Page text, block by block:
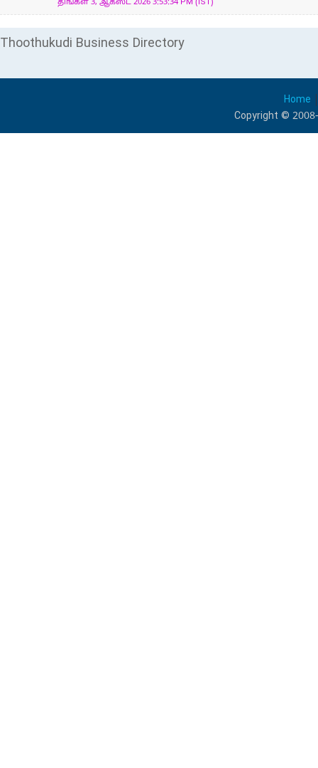
திங்கள் 3, ஆகஸ்ட் 2026 3:53:34 PM (IST)
Thoothukudi Business Directory
Home
Copyright ©